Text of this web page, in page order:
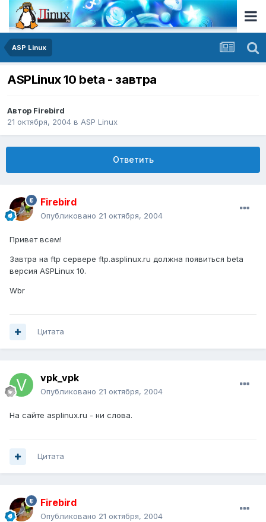
ASP Linux
ASPLinux 10 beta - завтра
Автор Firebird
21 октября, 2004 в ASP Linux
Ответить
Firebird
Опубликовано 21 октября, 2004
Привет всем!
Завтра на ftp сервере ftp.asplinux.ru должна появиться beta
версия ASPLinux 10.
Wbr
Цитата
vpk_vpk
Опубликовано 21 октября, 2004
На сайте asplinux.ru - ни слова.
Цитата
Firebird
Опубликовано 21 октября, 2004